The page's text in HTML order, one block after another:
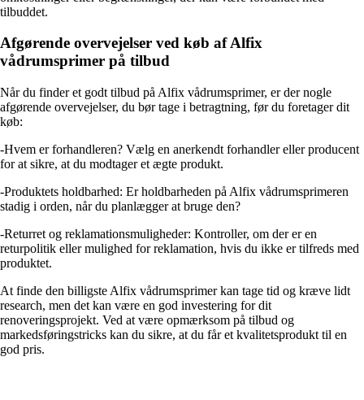
tilbuddet.
Afgørende overvejelser ved køb af Alfix
vådrumsprimer på tilbud
Når du finder et godt tilbud på Alfix vådrumsprimer, er der nogle
afgørende overvejelser, du bør tage i betragtning, før du foretager dit
køb:
-Hvem er forhandleren? Vælg en anerkendt forhandler eller producent
for at sikre, at du modtager et ægte produkt.
-Produktets holdbarhed: Er holdbarheden på Alfix vådrumsprimeren
stadig i orden, når du planlægger at bruge den?
-Returret og reklamationsmuligheder: Kontroller, om der er en
returpolitik eller mulighed for reklamation, hvis du ikke er tilfreds med
produktet.
At finde den billigste Alfix vådrumsprimer kan tage tid og kræve lidt
research, men det kan være en god investering for dit
renoveringsprojekt. Ved at være opmærksom på tilbud og
markedsføringstricks kan du sikre, at du får et kvalitetsprodukt til en
god pris.